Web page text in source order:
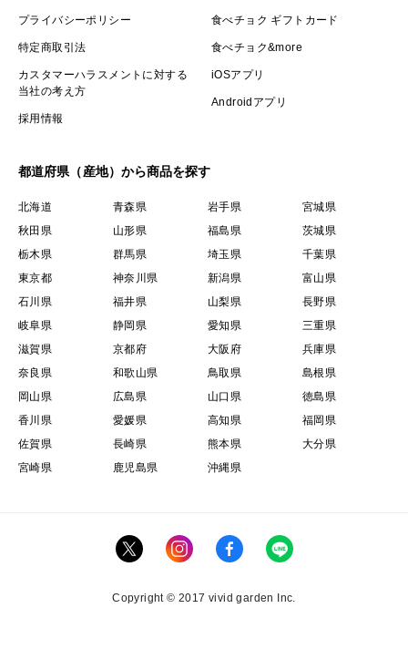
プライバシーポリシー
特定商取引法
カスタマーハラスメントに対する
当社の考え方
採用情報
食べチョク ギフトカード
食べチョク&more
iOSアプリ
Androidアプリ
都道府県（産地）から商品を探す
北海道 青森県 岩手県
宮城県
秋田県
山形県 福島県
茨城県
栃木県
群馬県 埼玉県
千葉県
東京都
神奈川県 新潟県
富山県
石川県
福井県 山梨県
長野県
岐阜県
静岡県 愛知県
三重県
滋賀県
京都府 大阪府
兵庫県
奈良県
和歌山県 鳥取県
島根県
岡山県
広島県 山口県
徳島県
香川県
愛媛県 高知県
福岡県
佐賀県
長崎県 熊本県
大分県
宮崎県
鹿児島県 沖縄県
Copyright © 2017 vivid garden Inc.